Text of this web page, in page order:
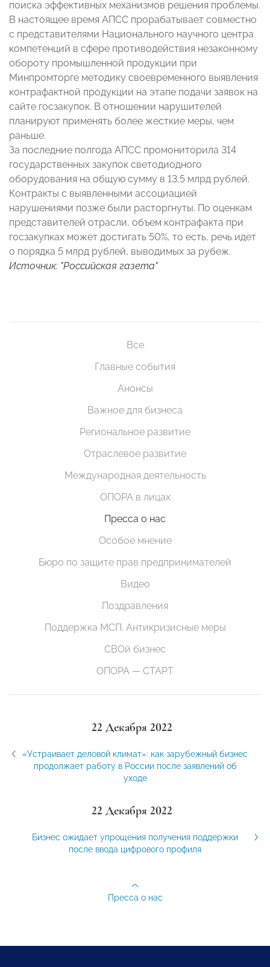
поиска эффективных механизмов решения проблемы.
В настоящее время АПСС прорабатывает совместно
с представителями Национального научного центра
компетенций в сфере противодействия незаконному
обороту промышленной продукции при
Минпромторге методику своевременного выявления
контрафактной продукции на этапе подачи заявок на
сайте госзакупок. В отношении нарушителей
планируют применять более жесткие меры, чем
раньше.
За последние полгода АПСС промониторила 314
государственных закупок светодиодного
оборудования на общую сумму в 13,5 млрд рублей.
Контракты с выявленными ассоциацией
нарушениями позже были расторгнуты. По оценкам
представителей отрасли, объем контрафакта при
госзакупках может достигать 50%, то есть, речь идет
о порядка 5 млрд рублей, выводимых за рубеж.
Источник: "Российская газета"
Все
Главные события
Анонсы
Важное для бизнеса
Региональное развитие
Отраслевое развитие
Международная деятельность
ОПОРА в лицах
Пресса о нас
Особое мнение
Бюро по защите прав предпринимателей
Видео
Поздравления
Поддержка МСП. Антикризисные меры
СВОй бизнес
ОПОРА — СТАРТ
22 Декабря 2022
«Устраивает деловой климат»: как зарубежный бизнес
продолжает работу в России после заявлений об
уходе
22 Декабря 2022
Бизнес ожидает упрощения получения поддержки
после ввода цифрового профиля
Пресса о нас